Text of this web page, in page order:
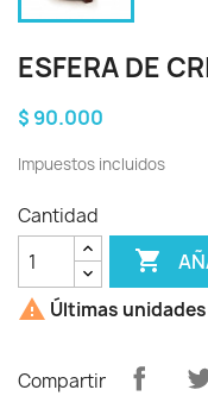
ESFERA DE
$ 90.000
Impuestos incluidos
Cantidad

 Últimas
Compartir